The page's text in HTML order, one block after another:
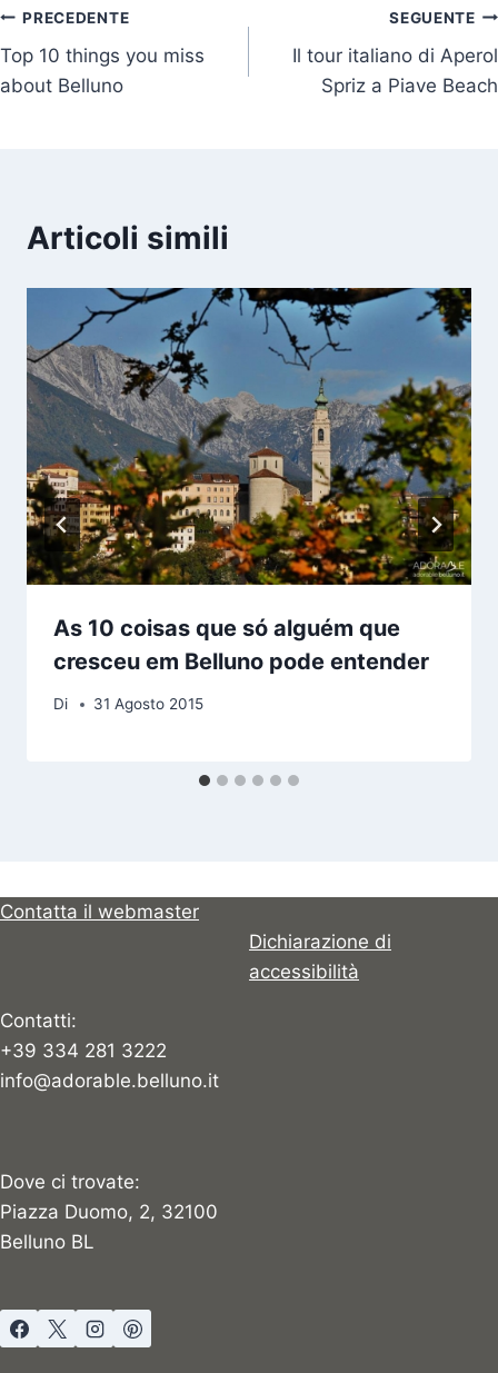
Navigazione
articoli
PRECEDENTE
Top 10 things you miss
about Belluno
SEGUENTE
Il tour italiano di Aperol
Spriz a Piave Beach
Articoli simili
As 10 coisas que só alguém que
cresceu em Belluno pode entender
Di 31 Agosto 2015
Contatta il webmaster
Dichiarazione di
accessibilità
Contatti:
+39 334 281 3222
info@adorable.belluno.it
Dove ci trovate:
Piazza Duomo, 2, 32100
Belluno BL